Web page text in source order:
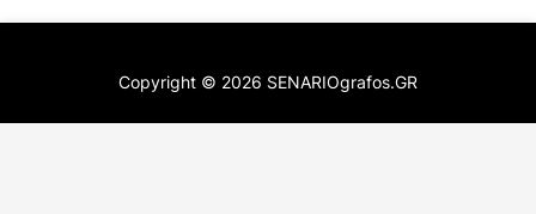
Copyright © 2026 SENARIOgrafos.GR